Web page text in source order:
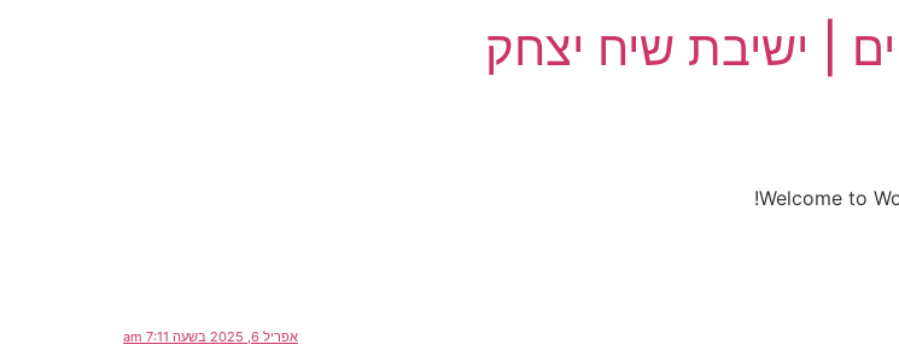
| ישיבת שיח יצחק
Welcome to
אפריל 6, 2025 בשעה 7:11 am